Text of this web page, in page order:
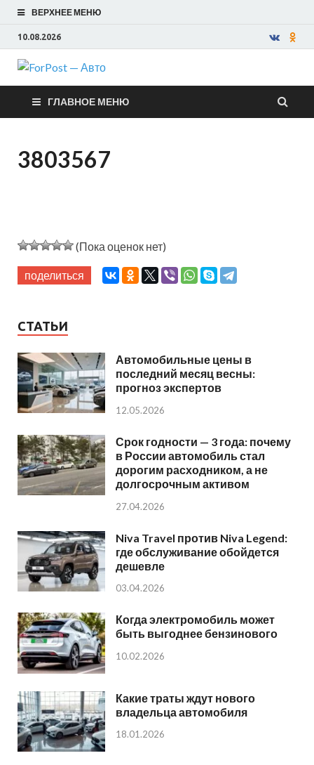
ВЕРХНЕЕ МЕНЮ
10.08.2026
ForPost —
Авто
ГЛАВНОЕ МЕНЮ
3803567
(Пока оценок нет)
поделиться
СТАТЬИ
Автомобильные цены в
последний месяц весны:
прогноз экспертов
12.05.2026
Срок годности — 3 года: почему
в России автомобиль стал
дорогим расходником, а не
долгосрочным активом
27.04.2026
Niva Travel против Niva Legend:
где обслуживание обойдется
дешевле
03.04.2026
Когда электромобиль может
быть выгоднее бензинового
10.02.2026
Какие траты ждут нового
владельца автомобиля
18.01.2026